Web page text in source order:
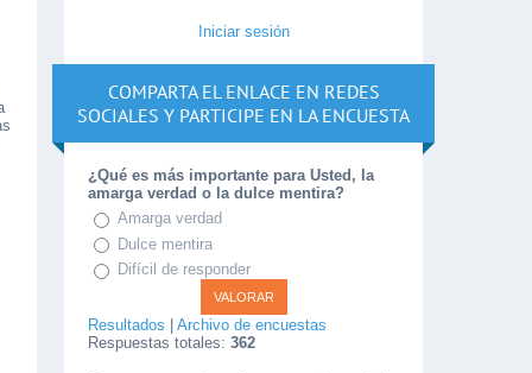
Iniciar sesión
COMPARTA EL ENLACE EN REDES
SOCIALES Y PARTICIPE EN LA ENCUESTA
¿Qué es más importante para Usted, la
amarga verdad o la dulce mentira?
Amarga verdad
Dulce mentira
Difícil de responder
Resultados |Archivo de encuestas
Respuestas totales:362